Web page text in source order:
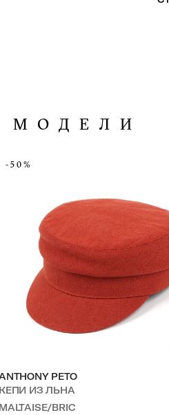
-50%
ANTHONY PETO
КЕПИ ИЗ ЛЬНА
MALTAISE/BRIC